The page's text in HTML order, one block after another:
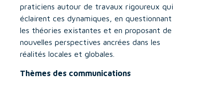
praticiens autour de travaux rigoureux qui
éclairent ces dynamiques, en questionnant
les théories existantes et en proposant de
nouvelles perspectives ancrées dans les
réalités locales et globales.
Thèmes des communications